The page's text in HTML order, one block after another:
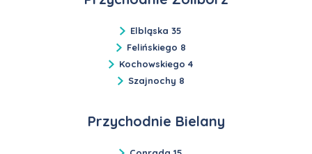
Elbląska 35
Felińskiego 8
Kochowskiego 4
Szajnochy 8
Przychodnie Bielany